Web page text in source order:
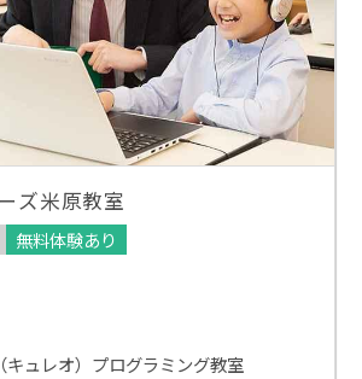
ズ米原教室
無料体験あり
キュレオ）プログラミング教室